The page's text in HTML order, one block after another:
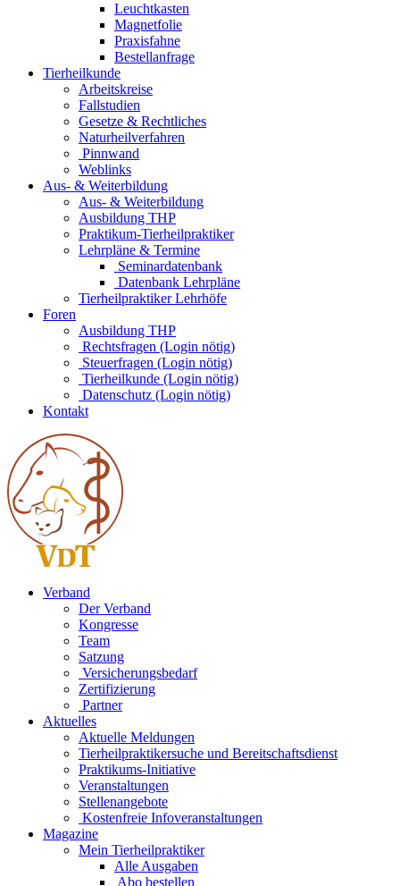
Leuchtkasten
Magnetfolie
Praxisfahne
Bestellanfrage
Tierheilkunde
Arbeitskreise
Fallstudien
Gesetze & Rechtliches
Naturheilverfahren
Pinnwand
Weblinks
Aus- & Weiterbildung
Aus- & Weiterbildung
Ausbildung THP
Praktikum-Tierheilpraktiker
Lehrpläne & Termine
Seminardatenbank
Datenbank Lehrpläne
Tierheilpraktiker Lehrhöfe
Foren
Ausbildung THP
Rechtsfragen (Login nötig)
Steuerfragen (Login nötig)
Tierheilkunde (Login nötig)
Datenschutz (Login nötig)
Kontakt
Verband
Der Verband
Kongresse
Team
Satzung
Versicherungsbedarf
Zertifizierung
Partner
Aktuelles
Aktuelle Meldungen
Tierheilpraktikersuche und Bereitschaftsdienst
Praktikums-Initiative
Veranstaltungen
Stellenangebote
Kostenfreie Infoveranstaltungen
Magazine
Mein Tierheilpraktiker
Alle Ausgaben
Abo bestellen